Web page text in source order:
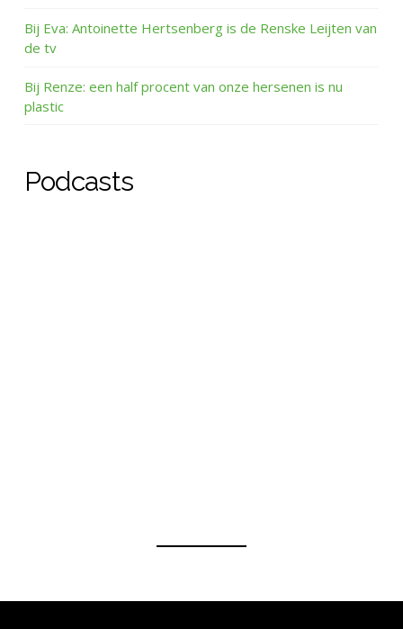
Bij Eva: Antoinette Hertsenberg is de Renske Leijten van
de tv
Bij Renze: een half procent van onze hersenen is nu
plastic
Podcasts